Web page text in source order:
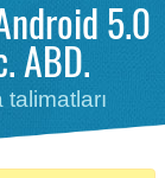
5.0
ABD.
talimatları